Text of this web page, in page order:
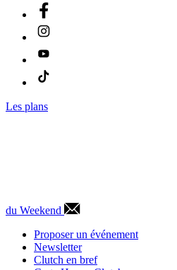
Les plans
du Weekend
Proposer un événement
Newsletter
Clutch en bref